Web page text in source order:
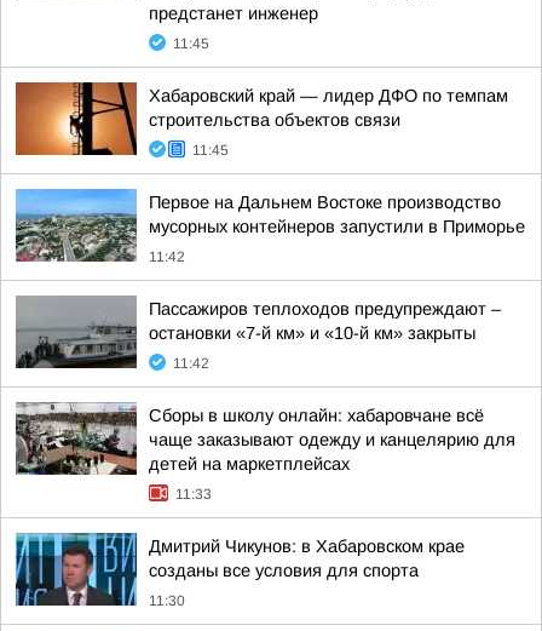
предстанет инженер
11:45
Хабаровский край — лидер ДФО по темпам
строительства объектов связи
11:45
Первое на Дальнем Востоке производство
мусорных контейнеров запустили в Приморье
11:42
Пассажиров теплоходов предупреждают –
остановки «7-й км» и «10-й км» закрыты
11:42
Сборы в школу онлайн: хабаровчане всё
чаще заказывают одежду и канцелярию для
детей на маркетплейсах
11:33
Дмитрий Чикунов: в Хабаровском крае
созданы все условия для спорта
11:30